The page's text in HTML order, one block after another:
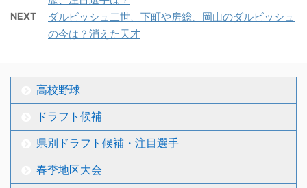
NEXT
ダルビッシュ二世、下町や房総、岡山のダルビッシュ
の今は？消えた天才
高校野球
ドラフト候補
県別ドラフト候補・注目選手
春季地区大会